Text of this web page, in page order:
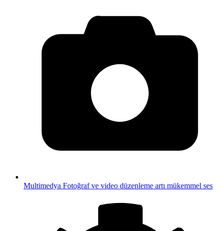
Multimedya Fotoğraf ve video düzenleme artı mükemmel ses